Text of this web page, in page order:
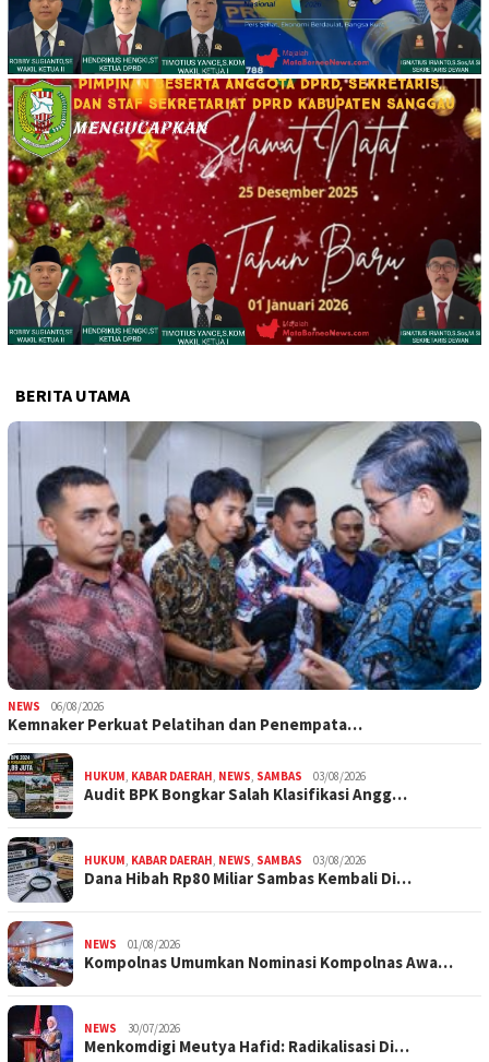
BERITA UTAMA
NEWS 06/08/2026
Kemnaker Perkuat Pelatihan dan Penempata…
HUKUM, KABAR DAERAH, NEWS, SAMBAS 03/08/2026
Audit BPK Bongkar Salah Klasifikasi Angg…
HUKUM, KABAR DAERAH, NEWS, SAMBAS 03/08/2026
Dana Hibah Rp80 Miliar Sambas Kembali Di…
NEWS 01/08/2026
Kompolnas Umumkan Nominasi Kompolnas Awa…
NEWS 30/07/2026
Menkomdigi Meutya Hafid: Radikalisasi Di…